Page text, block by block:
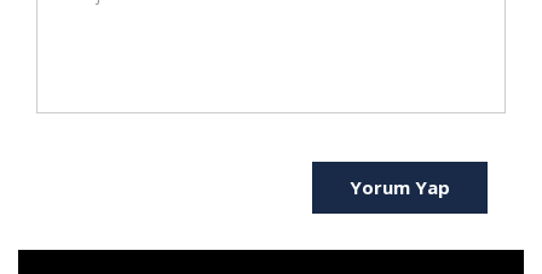
Yorum Yap